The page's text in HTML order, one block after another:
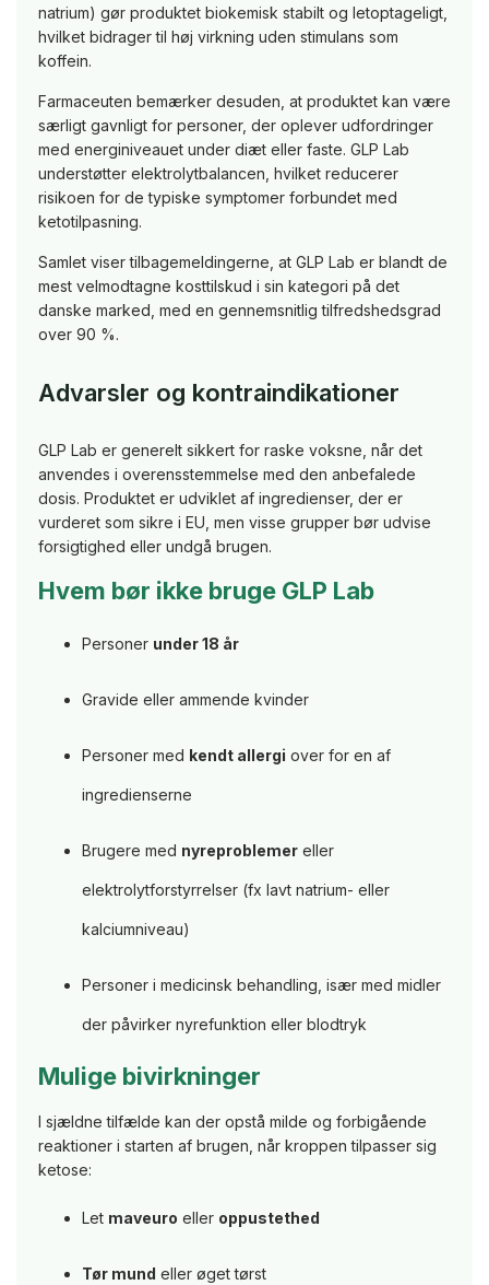
natrium) gør produktet biokemisk stabilt og letoptageligt,
hvilket bidrager til høj virkning uden stimulans som
koffein.
Farmaceuten bemærker desuden, at produktet kan være
særligt gavnligt for personer, der oplever udfordringer
med energiniveauet under diæt eller faste. GLP Lab
understøtter elektrolytbalancen, hvilket reducerer
risikoen for de typiske symptomer forbundet med
ketotilpasning.
Samlet viser tilbagemeldingerne, at GLP Lab er blandt de
mest velmodtagne kosttilskud i sin kategori på det
danske marked, med en gennemsnitlig tilfredshedsgrad
over 90 %.
Advarsler og kontraindikationer
GLP Lab er generelt sikkert for raske voksne, når det
anvendes i overensstemmelse med den anbefalede
dosis. Produktet er udviklet af ingredienser, der er
vurderet som sikre i EU, men visse grupper bør udvise
forsigtighed eller undgå brugen.
Hvem bør ikke bruge GLP Lab
Personer under 18 år
Gravide eller ammende kvinder
Personer med kendt allergi over for en af
ingredienserne
Brugere med nyreproblemer eller
elektrolytforstyrrelser (fx lavt natrium- eller
kalciumniveau)
Personer i medicinsk behandling, især med midler
der påvirker nyrefunktion eller blodtryk
Mulige bivirkninger
I sjældne tilfælde kan der opstå milde og forbigående
reaktioner i starten af brugen, når kroppen tilpasser sig
ketose:
Let maveuro eller oppustethed
Tør mund eller øget tørst